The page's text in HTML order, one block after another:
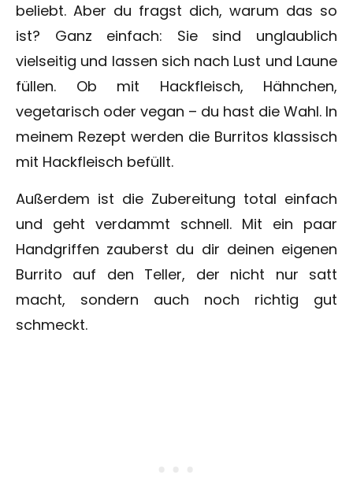
beliebt. Aber du fragst dich, warum das so
ist? Ganz einfach: Sie sind unglaublich
vielseitig und lassen sich nach Lust und Laune
füllen. Ob mit Hackfleisch, Hähnchen,
vegetarisch oder vegan – du hast die Wahl. In
meinem Rezept werden die Burritos klassisch
mit Hackfleisch befüllt.
Außerdem ist die Zubereitung total einfach
und geht verdammt schnell. Mit ein paar
Handgriffen zauberst du dir deinen eigenen
Burrito auf den Teller, der nicht nur satt
macht, sondern auch noch richtig gut
schmeckt.